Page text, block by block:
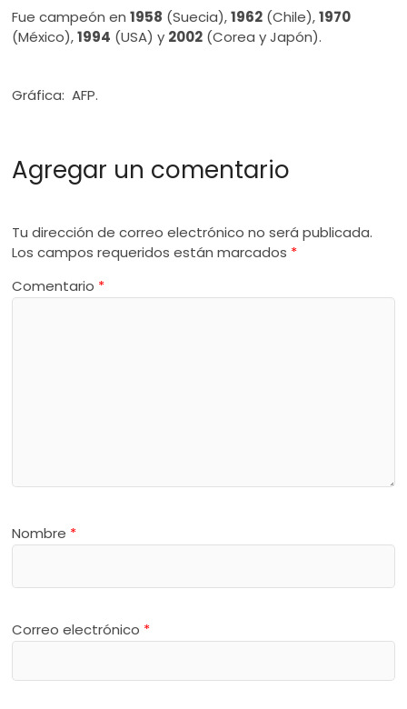
Fue campeón en1958 (Suecia),1962 (Chile),1970
(México),1994 (USA) y 2002 (Corea y Japón).
Gráfica: AFP.
Agregar un comentario
Tu dirección de correo electrónico no será publicada.
Los campos requeridos están marcados *
Comentario *
Nombre *
Correo electrónico *